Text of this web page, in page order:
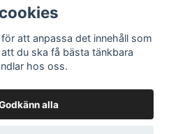
att anpassa det innehåll som
du ska få bästa tänkbara
hos oss.
alla